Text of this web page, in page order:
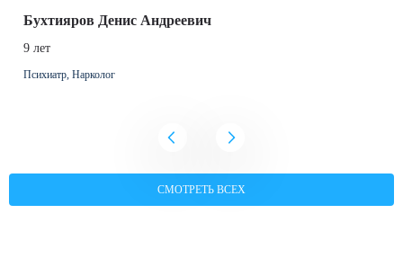
Бухтияров Денис Андреевич
9 лет
Психиатр, Нарколог
СМОТРЕТЬ ВСЕХ